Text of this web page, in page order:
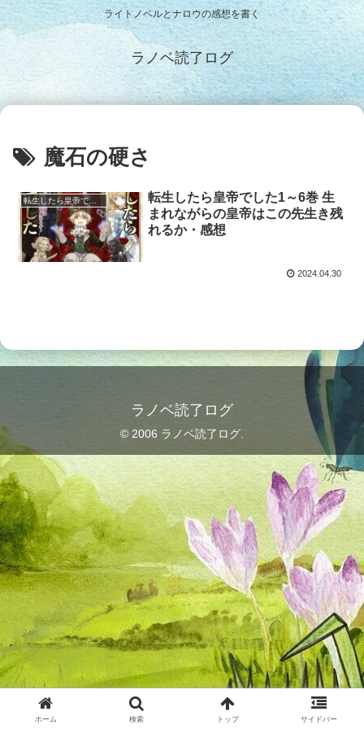
ライトノベルとナロウの感想を書く
ラノベ読了ログ
魔石の硬さ
転生したら皇帝でした
転生したら皇帝でした1～6巻 生
まれながらの皇帝はこの先生き残
れるか・感想
2024.04.30
ラノベ読了ログ
© 2006 ラノベ読了ログ.
ホーム 検索 トップ サイドバー